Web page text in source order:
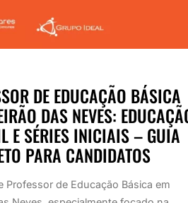
DE EDUCAÇÃO BÁSICA
DAS NEVES:
E SÉRIES INICIAIS – GUIA
PARA CANDIDATOS
Professor de Educação Básica em